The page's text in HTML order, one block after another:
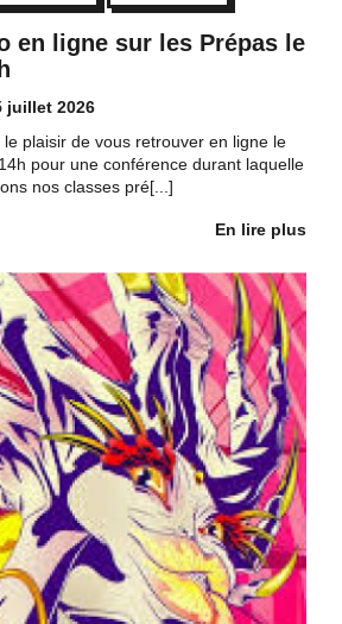
en ligne sur les Prépas le
juillet 2026
le plaisir de vous retrouver en ligne le
pour une conférence durant laquelle
nos classes pré[...]
En lire plus